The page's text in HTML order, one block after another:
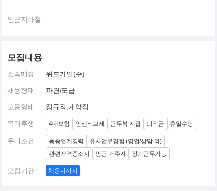
인근지하철
모집내용
소속매장 위드가인(주)
채용형태 파견/도급
고용형태 정규직,계약직
복리후생 4대보험 인센티브제 근무복 지급 퇴직금 휴일수당
우대조건 동종업계경력
유사업무경험 (영업/상담 외)
관련자격증소지
인근 거주자 장기근무가능
모집기간 채용시까지